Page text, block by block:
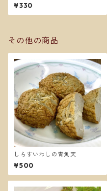
¥330
その他の商品
しらすいわしの青魚天
¥500